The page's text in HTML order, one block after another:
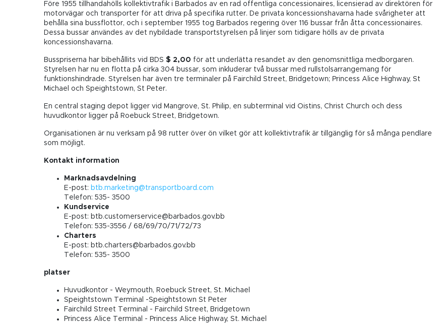
Före 1955 tillhandahölls kollektivtrafik i Barbados av en rad offentliga concessionaires, licensierad av direktören för
motorvägar och transporter för att driva på specifika rutter. De privata koncessionshavarna hade svårigheter att
behålla sina bussflottor, och i september 1955 tog Barbados regering över 116 bussar från åtta concessionaires.
Dessa bussar användes av det nybildade transportstyrelsen på linjer som tidigare hölls av de privata
koncessionshavarna.
Busspriserna har bibehållits vid BDS $ 2,00 för att underlätta resandet av den genomsnittliga medborgaren.
Styrelsen har nu en flotta på cirka 304 bussar, som inkluderar två bussar med rullstolsarrangemang för
funktionshindrade. Styrelsen har även tre terminaler på Fairchild Street, Bridgetown; Princess Alice Highway, St
Michael och Speightstown, St Peter.
En central staging depot ligger vid Mangrove, St. Philip, en subterminal vid Oistins, Christ Church och dess
huvudkontor ligger på Roebuck Street, Bridgetown.
Organisationen är nu verksam på 98 rutter över ön vilket gör att kollektivtrafik är tillgänglig för så många pendlare
som möjligt.
Kontakt information
Marknadsavdelning
E-post: btb.marketing@transportboard.com
Telefon: 535- 3500
Kundservice
E-post: btb.customerservice@barbados.gov.bb
Telefon: 535-3556 / 68/69/70/71/72/73
Charters
E-post: btb.charters@barbados.gov.bb
Telefon: 535- 3500
platser
Huvudkontor - Weymouth, Roebuck Street, St. Michael
Speightstown Terminal -Speightstown St Peter
Fairchild Street Terminal - Fairchild Street, Bridgetown
Princess Alice Terminal - Princess Alice Highway, St. Michael